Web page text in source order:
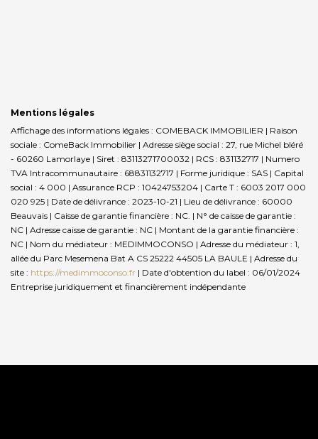
Mentions légales
Affichage des informations légales : COMEBACK IMMOBILIER | Raison
sociale : ComeBack Immobilier | Adresse siège social : 27, rue Michel bléré
- 60260 Lamorlaye | Siret : 83113271700032 | RCS : 831132717 | Numero
TVA Intracommunautaire : 68831132717 | Forme juridique : SAS | Capital
social : 4 000 | Assurance RCP : 10424753204 | Carte T : 6003 2017 000
020 925 | Date de délivrance : 2023-10-21 | Lieu de délivrance : 60000
Beauvais | Caisse de garantie financière : NC. | N° de caisse de garantie :
NC | Adresse caisse de garantie : NC | Montant de la garantie financière :
NC | Nom du médiateur : MEDIMMOCONSO | Adresse du médiateur : 1,
allée du Parc Mesemena Bat A CS 25222 44505 LA BAULE | Adresse du
site : https://medimmoconso.fr | Date d'obtention du label : 06/01/2024
Entreprise juridiquement et financièrement indépendante